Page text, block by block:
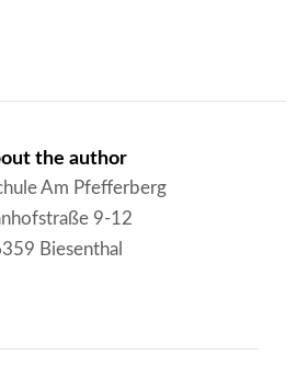
the author
Am Pfefferberg
9-12
Biesenthal